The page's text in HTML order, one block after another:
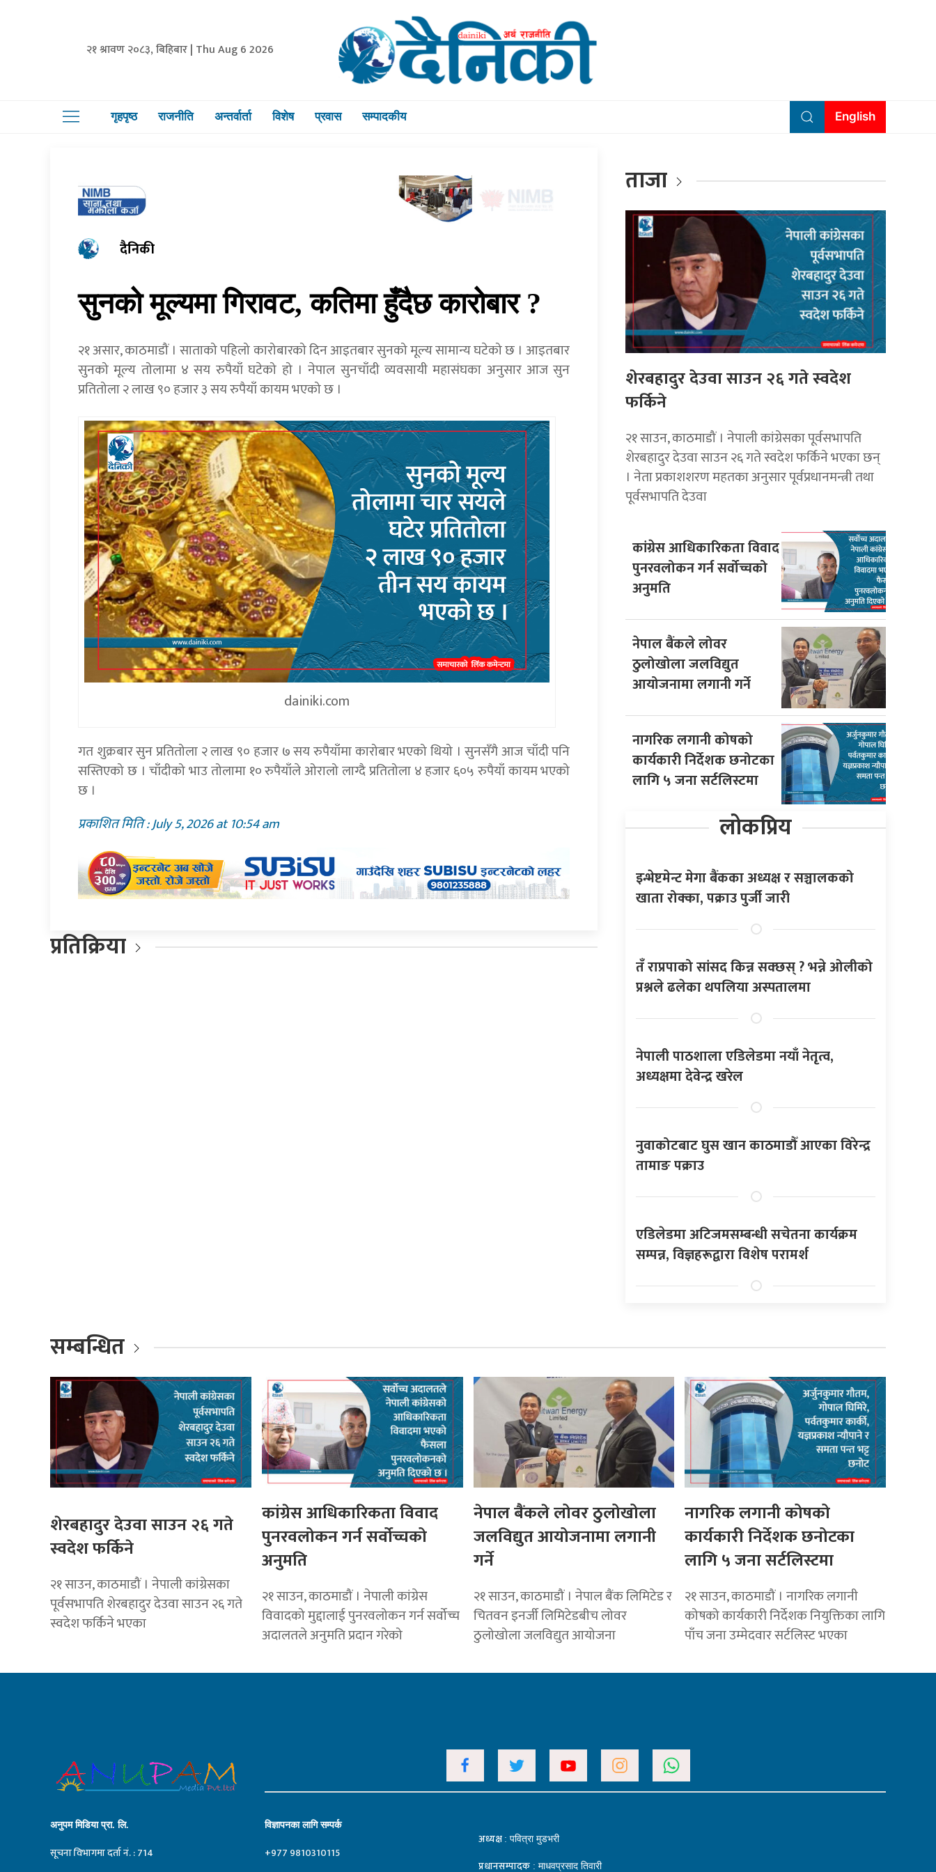
२१ श्रावण २०८३, बिहिबार | Thu Aug 6 2026
गृहपृष्ठ राजनीति अन्तर्वार्ता विशेष प्रवास सम्पादकीय English
दैनिकी
सुनको मूल्यमा गिरावट, कतिमा हुँदैछ कारोबार ?
२१ असार, काठमाडौं । साताको पहिलो कारोबारको दिन आइतबार सुनको मूल्य सामान्य घटेको छ । आइतबार
सुनको मूल्य तोलामा ४ सय रुपैयाँ घटेको हो । नेपाल सुनचाँदी व्यवसायी महासंघका अनुसार आज सुन
प्रतितोला २ लाख ९० हजार ३ सय रुपैयाँ कायम भएको छ ।
dainiki.com
गत शुक्रबार सुन प्रतितोला २ लाख ९० हजार ७ सय रुपैयाँमा कारोबार भएको थियो । सुनसँगै आज चाँदी पनि
सस्तिएको छ । चाँदीको भाउ तोलामा १० रुपैयाँले ओरालो लाग्दै प्रतितोला ४ हजार ६०५ रुपैयाँ कायम भएको
छ ।
प्रकाशित मिति : July 5, 2026 at 10:54 am
प्रतिक्रिया
ताजा
शेरबहादुर देउवा साउन २६ गते स्वदेश
फर्किने
२१ साउन, काठमाडौं । नेपाली कांग्रेसका पूर्वसभापति
शेरबहादुर देउवा साउन २६ गते स्वदेश फर्किने भएका छन्
। नेता प्रकाशशरण महतका अनुसार पूर्वप्रधानमन्त्री तथा
पूर्वसभापति देउवा
कांग्रेस आधिकारिकता विवाद
पुनरवलोकन गर्न सर्वोच्चको
अनुमति
नेपाल बैंकले लोवर
ठुलोखोला जलविद्युत
आयोजनामा लगानी गर्ने
नागरिक लगानी कोषको
कार्यकारी निर्देशक छनोटका
लागि ५ जना सर्टलिस्टमा
लोकप्रिय
इन्भेष्टमेन्ट मेगा बैंकका अध्यक्ष र सञ्चालकको
खाता रोक्का, पक्राउ पुर्जी जारी
तँ राप्रपाको सांसद किन्न सक्छस् ? भन्ने ओलीको
प्रश्नले ढलेका थपलिया अस्पतालमा
नेपाली पाठशाला एडिलेडमा नयाँ नेतृत्व,
अध्यक्षमा देवेन्द्र खरेल
नुवाकोटबाट घुस खान काठमाडौँ आएका विरेन्द्र
तामाङ पक्राउ
एडिलेडमा अटिजमसम्बन्धी सचेतना कार्यक्रम
सम्पन्न, विज्ञहरूद्वारा विशेष परामर्श
सम्बन्धित
शेरबहादुर देउवा साउन २६ गते
स्वदेश फर्किने
२१ साउन, काठमाडौं । नेपाली कांग्रेसका
पूर्वसभापति शेरबहादुर देउवा साउन २६ गते
स्वदेश फर्किने भएका
कांग्रेस आधिकारिकता विवाद
पुनरवलोकन गर्न सर्वोच्चको
अनुमति
२१ साउन, काठमाडौं । नेपाली कांग्रेस
विवादको मुद्दालाई पुनरवलोकन गर्न सर्वोच्च
अदालतले अनुमति प्रदान गरेको
नेपाल बैंकले लोवर ठुलोखोला
जलविद्युत आयोजनामा लगानी
गर्ने
२१ साउन, काठमाडौं । नेपाल बैंक लिमिटेड र
चितवन इनर्जी लिमिटेडबीच लोवर
ठुलोखोला जलविद्युत आयोजना
नागरिक लगानी कोषको
कार्यकारी निर्देशक छनोटका
लागि ५ जना सर्टलिस्टमा
२१ साउन, काठमाडौं । नागरिक लगानी
कोषको कार्यकारी निर्देशक नियुक्तिका लागि
पाँच जना उम्मेदवार सर्टलिस्ट भएका
अनुपम मिडिया प्रा. लि.
सूचना विभागमा दर्ता नं. : 714
विज्ञापनका लागि सम्पर्क
+977 9810310115
अध्यक्ष : पवित्रा मुडभरी
प्रधानसम्पादक : माधवप्रसाद तिवारी